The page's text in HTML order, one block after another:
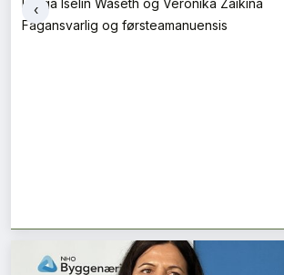
Helga Iselin Wåseth og Veronika Zaikina
Fagansvarlig og førsteamanuensis
‹